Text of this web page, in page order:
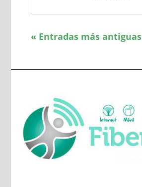
« Entradas más antiguas